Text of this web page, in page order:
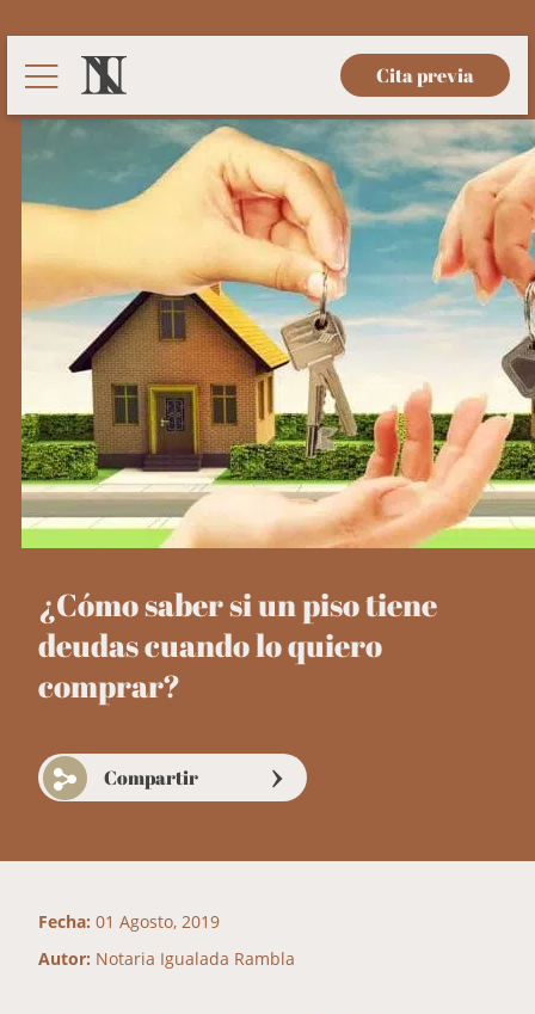
Cita previa
¿Cómo saber si un piso tiene
deudas cuando lo quiero
comprar?
Compartir
Fecha: 01 Agosto, 2019
Autor: Notaria Igualada Rambla